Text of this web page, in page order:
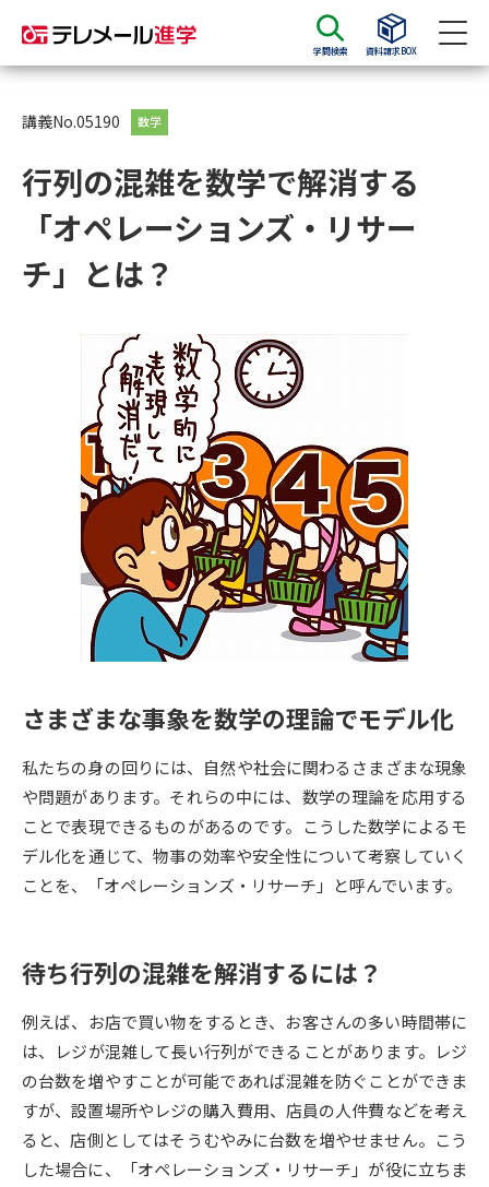
学問検索 資料請求BOX
資料請求
大学・短大の資料種類から請求
大学・短大以外の資料から請求
専門学校の資料請求 大学院の資料請求
留学・進学関連、塾・予備校
大学入学共通テスト「受験案
内」の請求
大学入学共通テスト「受験上の
配慮案内」の請求
高等学校卒業程度認定試験
高等学校（情報）教員資格認定
大学研究 大学検索
新増設大学・学部・学科特集
集
データサイエンス特集 奨学金・特待生制度特集
デジタルパンフレット 進路の３択
新学年スタート号特集ページ
（高3生用）
新学年スタート号特集ページ
（高2生用）
講義No.05190 数学
行列の混雑を数学で解消する
「オペレーションズ・リサー
チ」とは？
さまざまな事象を数学の理論でモデル化
私たちの身の回りには、自然や社会に関わるさまざまな現象
や問題があります。それらの中には、数学の理論を応用する
ことで表現できるものがあるのです。こうした数学によるモ
デル化を通じて、物事の効率や安全性について考察していく
ことを、「オペレーションズ・リサーチ」と呼んでいます。
待ち行列の混雑を解消するには？
例えば、お店で買い物をするとき、お客さんの多い時間帯に
は、レジが混雑して長い行列ができることがあります。レジ
の台数を増やすことが可能であれば混雑を防ぐことができま
すが、設置場所やレジの購入費用、店員の人件費などを考え
ると、店側としてはそうむやみに台数を増やせません。こう
した場合に、「オペレーションズ・リサーチ」が役に立ちま